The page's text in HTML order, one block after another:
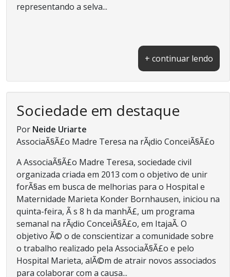
representando a selva...
+ continuar lendo
Sociedade em destaque
Por Neide Uriarte
AssociaÃ§Ã£o Madre Teresa na rÃ¡dio ConceiÃ§Ã£o
A AssociaÃ§Ã£o Madre Teresa, sociedade civil
organizada criada em 2013 com o objetivo de unir
forÃ§as em busca de melhorias para o Hospital e
Maternidade Marieta Konder Bornhausen, iniciou na
quinta-feira, Ã s 8 h da manhÃ£, um programa
semanal na rÃ¡dio ConceiÃ§Ã£o, em ItajaÃ­. O
objetivo Ã© o de conscientizar a comunidade sobre
o trabalho realizado pela AssociaÃ§Ã£o e pelo
Hospital Marieta, alÃ©m de atrair novos associados
para colaborar com a causa...